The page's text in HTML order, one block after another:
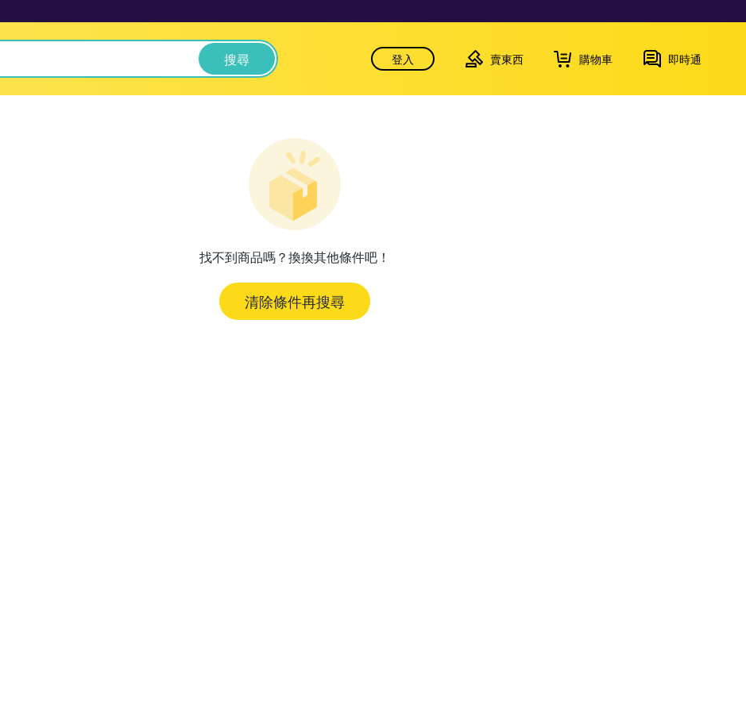
搜尋 登入 賣東西 購物車 即時通
找不到商品嗎？換換其他條件吧！
清除條件再搜尋